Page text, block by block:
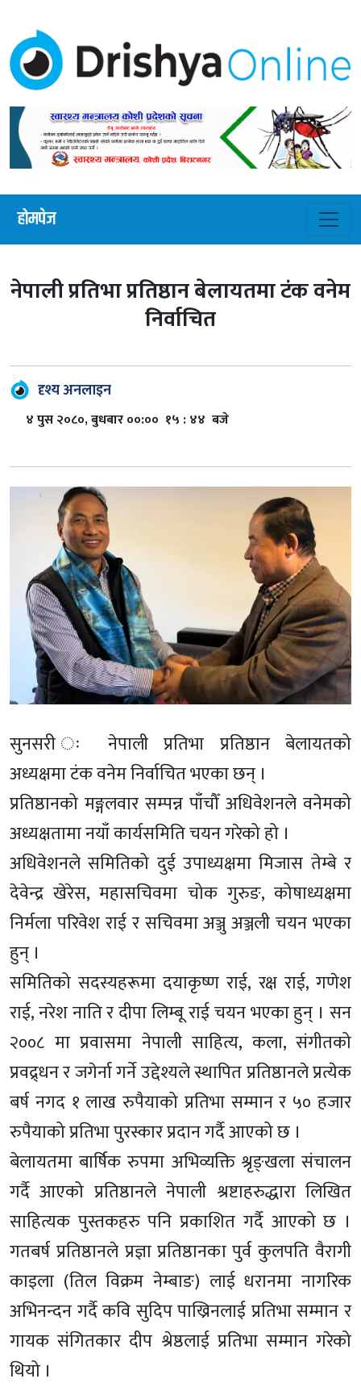
होमपेज
नेपाली प्रतिभा प्रतिष्ठान बेलायतमा टंक वनेम
निर्वाचित
दृश्य अनलाइन
४ पुस २०८०, बुधबार ००:०० १५ : ४४ बजे
सुनसरी ः नेपाली प्रतिभा प्रतिष्ठान बेलायतको
अध्यक्षमा टंक वनेम निर्वाचित भएका छन् ।
प्रतिष्ठानको मङ्गलवार सम्पन्न पाँचौँ अधिवेशनले वनेमको
अध्यक्षतामा नयाँ कार्यसमिति चयन गरेको हो ।
अधिवेशनले समितिको दुई उपाध्यक्षमा मिजास तेम्बे र
देवेन्द्र खेरेस, महासचिवमा चोक गुरुङ, कोषाध्यक्षमा
निर्मला परिवेश राई र सचिवमा अञ्जु अञ्जली चयन भएका
हुन् ।
समितिको सदस्यहरूमा दयाकृष्ण राई, रक्ष राई, गणेश
राई, नरेश नाति र दीपा लिम्बू राई चयन भएका हुन् । सन
२००८ मा प्रवासमा नेपाली साहित्य, कला, संगीतको
प्रवद्र्धन र जगेर्ना गर्ने उद्देश्यले स्थापित प्रतिष्ठानले प्रत्येक
बर्ष नगद १ लाख रुपैयाको प्रतिभा सम्मान र ५० हजार
रुपैयाको प्रतिभा पुरस्कार प्रदान गर्दै आएको छ ।
बेलायतमा बार्षिक रुपमा अभिव्यक्ति श्रृङ्खला संचालन
गर्दै आएको प्रतिष्ठानले नेपाली श्रष्टाहरुद्धारा लिखित
साहित्यक पुस्तकहरु पनि प्रकाशित गर्दै आएको छ ।
गतबर्ष प्रतिष्ठानले प्रज्ञा प्रतिष्ठानका पुर्व कुलपति वैरागी
काइला (तिल विक्रम नेम्बाङ) लाई धरानमा नागरिक
अभिनन्दन गर्दै कवि सुदिप पाख्रिनलाई प्रतिभा सम्मान र
गायक संगितकार दीप श्रेष्ठलाई प्रतिभा सम्मान गरेको
थियो ।